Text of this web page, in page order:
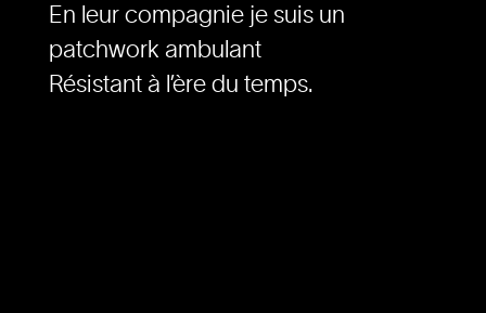
En leur compagnie je suis un
patchwork ambulant
Résistant à l’ère du temps.